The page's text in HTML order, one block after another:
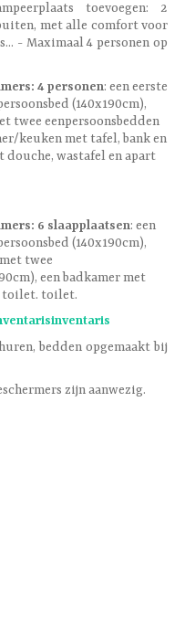
toevoegen: 2
met alle comfort voor
- Maximaal 4 personen op
4 personen: een eerste
(140x190cm),
twee eenpersoonsbedden
keuken met tafel, bank en
douche, wastafel en apart
6 slaapplaatsen: een
(140x190cm),
twee
een badkamer met
toilet. toilet.
inventaris
bedden opgemaakt bij
zijn aanwezig.